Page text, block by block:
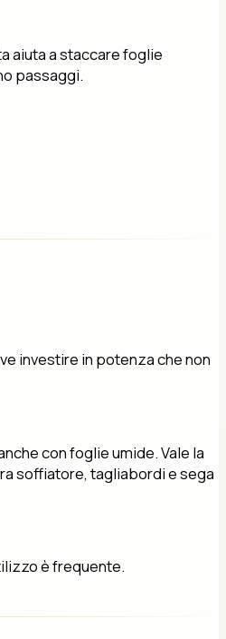
aiuta a staccare foglie
passaggi.
investire in potenza che non
con foglie umide. Vale la
soffiatore, tagliabordi e sega
è frequente.